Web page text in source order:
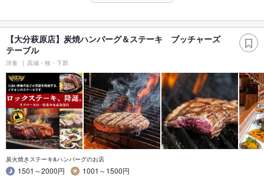
【大分萩原店】炭焼ハンバーグ＆ステーキ ブッチャーズ
テーブル
洋食 高城・牧・下郡
炭火焼きステーキ&ハンバーグのお店
1501～2000円
1001～1500円